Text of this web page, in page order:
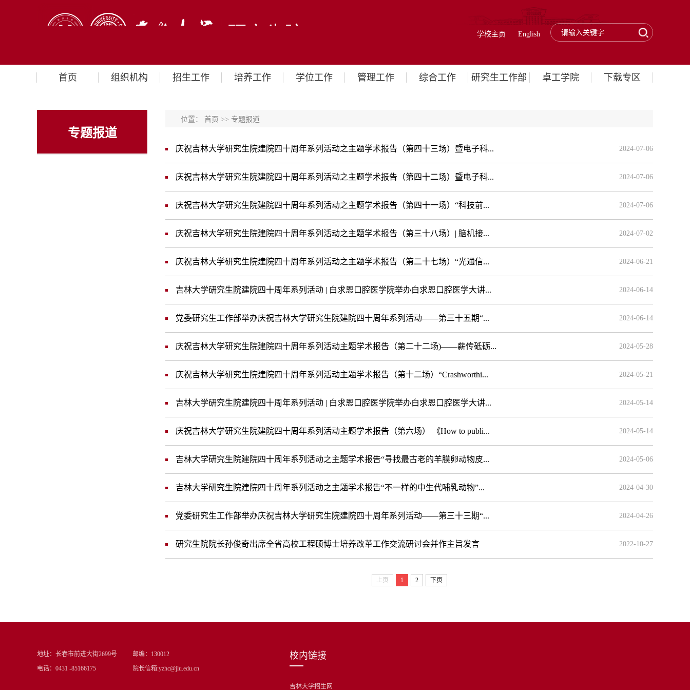
学校主页 English
首页 组织机构 招生工作 培养工作 学位工作 管理工作 综合工作 研究生工作部 卓工学院 下载专区
专题报道
位置： 首页 >> 专题报道
庆祝吉林大学研究生院建院四十周年系列活动之主题学术报告（第四十三场）暨电子科... 2024-07-06
庆祝吉林大学研究生院建院四十周年系列活动之主题学术报告（第四十二场）暨电子科... 2024-07-06
庆祝吉林大学研究生院建院四十周年系列活动之主题学术报告（第四十一场）“科技前... 2024-07-06
庆祝吉林大学研究生院建院四十周年系列活动之主题学术报告（第三十八场）| 脑机接... 2024-07-02
庆祝吉林大学研究生院建院四十周年系列活动之主题学术报告（第二十七场）“光通信... 2024-06-21
吉林大学研究生院建院四十周年系列活动 | 白求恩口腔医学院举办白求恩口腔医学大讲... 2024-06-14
党委研究生工作部举办庆祝吉林大学研究生院建院四十周年系列活动——第三十五期“... 2024-06-14
庆祝吉林大学研究生院建院四十周年系列活动主题学术报告（第二十二场)——薪传砥砺... 2024-05-28
庆祝吉林大学研究生院建院四十周年系列活动主题学术报告（第十二场）“Crashworthi... 2024-05-21
吉林大学研究生院建院四十周年系列活动 | 白求恩口腔医学院举办白求恩口腔医学大讲... 2024-05-14
庆祝吉林大学研究生院建院四十周年系列活动主题学术报告（第六场） 《How to publi... 2024-05-14
吉林大学研究生院建院四十周年系列活动之主题学术报告“寻找最古老的羊膜卵动物皮... 2024-05-06
吉林大学研究生院建院四十周年系列活动之主题学术报告“不一样的中生代哺乳动物”... 2024-04-30
党委研究生工作部举办庆祝吉林大学研究生院建院四十周年系列活动——第三十三期“... 2024-04-26
研究生院院长孙俊奇出席全省高校工程硕博士培养改革工作交流研讨会并作主旨发言 2022-10-27
上页 1 2 下页
地址：长春市前进大街2699号
邮编：130012
电话：0431 -85166175
院长信箱:yzhc@jlu.edu.cn
校内链接
吉林大学招生网